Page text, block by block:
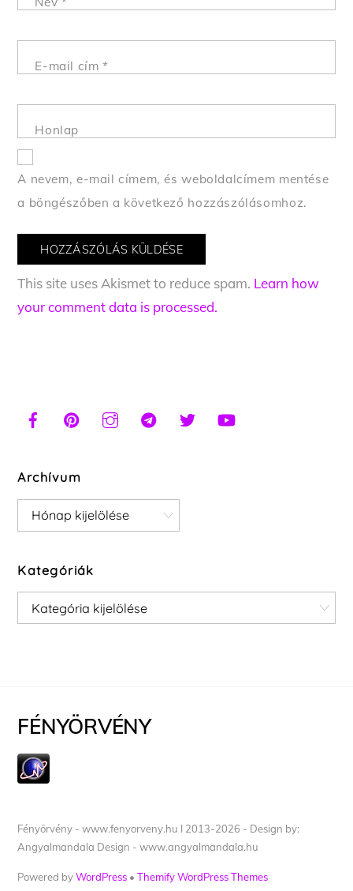
E-mail cím*
Honlap
A nevem, e-mail címem, és weboldalcímem mentése
a böngészőben a következő hozzászólásomhoz.
This site uses Akismet to reduce spam. Learn how
your comment data is processed.
Archívum
Archívum
Kategóriák
Kategóriák
FÉNYÖRVÉNY
Fényörvény - www.fenyorveny.hu I 2013-2026 - Design by:
Angyalmandala Design - www.angyalmandala.hu
Powered byWordPress •Themify WordPress Themes